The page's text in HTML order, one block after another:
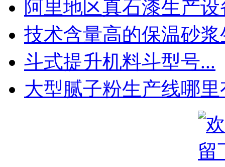
阿里地区真石漆生产设
技术含量高的保温砂浆
斗式提升机料斗型号...
大型腻子粉生产线哪里